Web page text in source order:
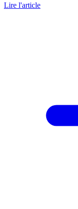
Lire l'article